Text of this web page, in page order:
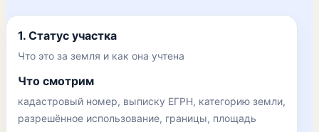
1. Статус участка
Что это за земля и как она учтена
Что смотрим
кадастровый номер, выписку ЕГРН, категорию земли,
разрешённое использование, границы, площадь